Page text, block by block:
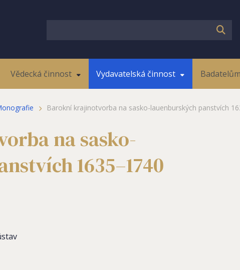
Vědecká činnost Vydavatelská činnost
Barokní krajinotvorba na sasko-lauenburských panstvích
na sasko-
1635–1740